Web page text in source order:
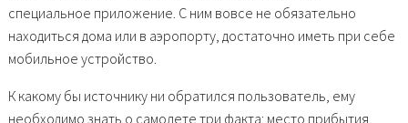
специальное приложение. С ним вовсе не обязательно
находиться дома или в аэропорту, достаточно иметь при себе
мобильное устройство.
К какому бы источнику ни обратился пользователь, ему
необходимо знать о самолете три факта: место прибытия,